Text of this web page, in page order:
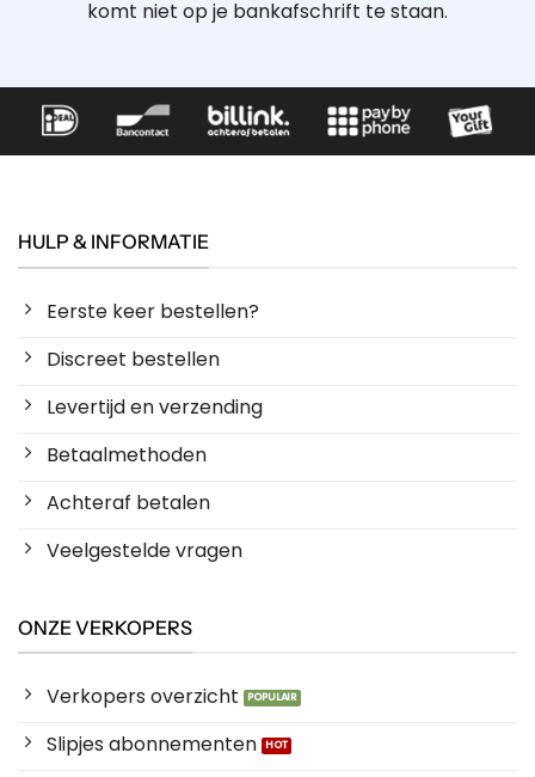
komt niet op je bankafschrift te staan.
HULP & INFORMATIE
Eerste keer bestellen?
Discreet bestellen
Levertijd en verzending
Betaalmethoden
Achteraf betalen
Veelgestelde vragen
ONZE VERKOPERS
Verkopers overzicht
Slipjes abonnementen